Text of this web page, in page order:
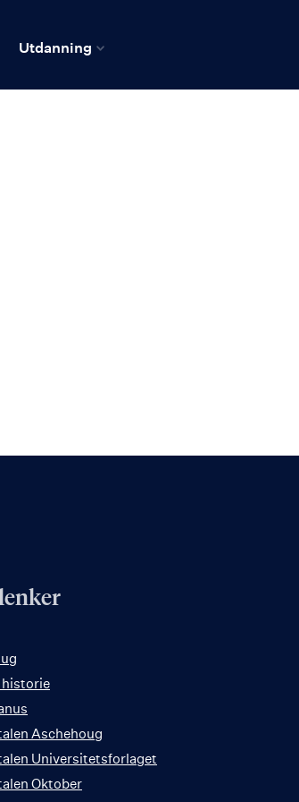
Utdanning
Aschehoug
Universitetsforlaget
Oktober